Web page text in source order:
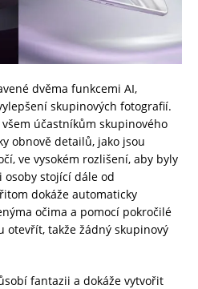
dvěma funkcemi AI,
skupinových fotografií.
všem účastníkům skupinového
obnově detailů, jako jsou
ve vysokém rozlišení, aby byly
osoby stojící dále od
dokáže automaticky
očima a pomocí pokročilé
otevřít, takže žádný skupinový
fantazii a dokáže vytvořit